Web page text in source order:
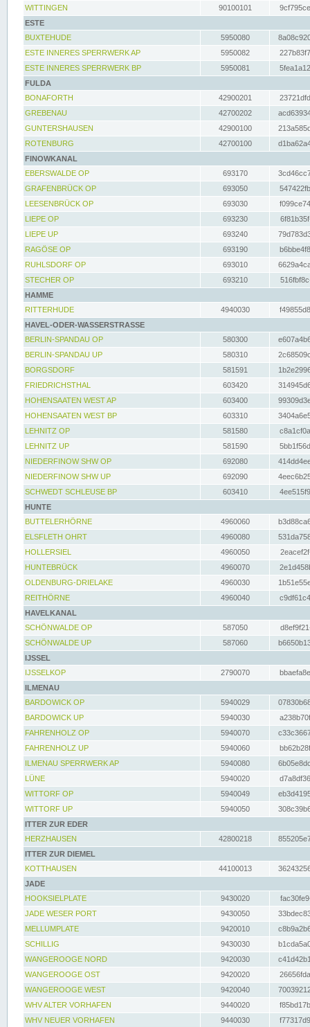
WITTINGEN
90100101
ESTE
BUXTEHUDE
5950080
ESTE INNERES SPERRWERK AP
5950082
ESTE INNERES SPERRWERK BP
5950081
FULDA
BONAFORTH
42900201
GREBENAU
42700202
GUNTERSHAUSEN
42900100
ROTENBURG
42700100
FINOWKANAL
EBERSWALDE OP
693170
GRAFENBRÜCK OP
693050
LEESENBRÜCK OP
693030
LIEPE OP
693230
LIEPE UP
693240
RAGÖSE OP
693190
RUHLSDORF OP
693010
STECHER OP
693210
HAMME
RITTERHUDE
4940030
HAVEL-ODER-WASSERSTRASSE
BERLIN-SPANDAU OP
580300
BERLIN-SPANDAU UP
580310
BORGSDORF
581591
FRIEDRICHSTHAL
603420
HOHENSAATEN WEST AP
603400
HOHENSAATEN WEST BP
603310
LEHNITZ OP
581580
LEHNITZ UP
581590
NIEDERFINOW SHW OP
692080
NIEDERFINOW SHW UP
692090
SCHWEDT SCHLEUSE BP
603410
HUNTE
BUTTELERHÖRNE
4960060
ELSFLETH OHRT
4960080
HOLLERSIEL
4960050
HUNTEBRÜCK
4960070
OLDENBURG-DRIELAKE
4960030
REITHÖRNE
4960040
HAVELKANAL
SCHÖNWALDE OP
587050
SCHÖNWALDE UP
587060
IJSSEL
IJSSELKOP
2790070
ILMENAU
BARDOWICK OP
5940029
BARDOWICK UP
5940030
FAHRENHOLZ OP
5940070
FAHRENHOLZ UP
5940060
ILMENAU SPERRWERK AP
5940080
LÜNE
5940020
WITTORF OP
5940049
WITTORF UP
5940050
ITTER ZUR EDER
HERZHAUSEN
42800218
ITTER ZUR DIEMEL
KOTTHAUSEN
44100013
JADE
HOOKSIELPLATE
9430020
JADE WESER PORT
9430050
MELLUMPLATE
9420010
SCHILLIG
9430030
WANGEROOGE NORD
9420030
WANGEROOGE OST
9420020
WANGEROOGE WEST
9420040
WHV ALTER VORHAFEN
9440020
WHV NEUER VORHAFEN
9440030